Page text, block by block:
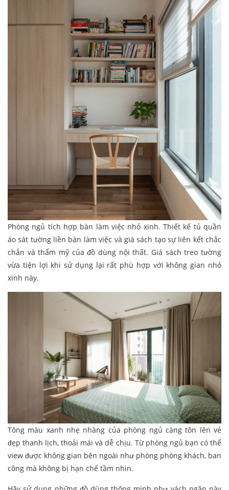
Phòng ngủ tích hợp bàn làm việc nhỏ xinh. Thiết kế tủ quần
áo sát tường liền bàn làm việc và giá sách tạo sự liên kết chắc
chắn và thẩm mỹ của đồ dùng nội thất. Giá sách treo tường
vừa tiện lợi khi sử dụng lại rất phù hợp với không gian nhỏ
xinh này.
Tông màu xanh nhẹ nhàng của phòng ngủ càng tôn lên vẻ
đẹp thanh lịch, thoải mái và dễ chịu. Từ phòng ngủ bạn có thể
view được không gian bên ngoài như phòng phòng khách, ban
công mà không bị hạn chế tầm nhìn.